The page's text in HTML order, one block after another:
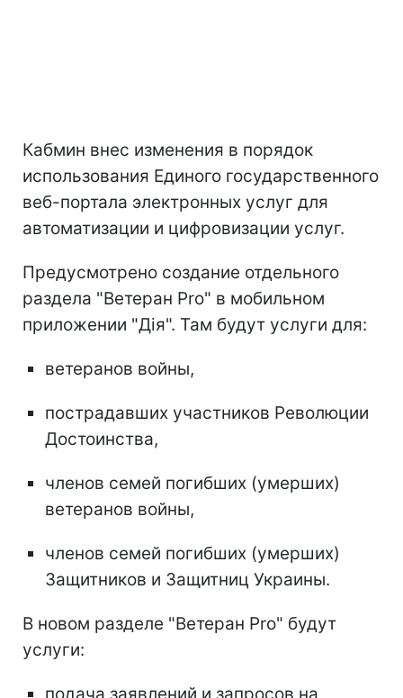
Кабмин внес изменения в порядок
использования Единого государственного
веб-портала электронных услуг для
автоматизации и цифровизации услуг.
Предусмотрено создание отдельного
раздела "Ветеран Pro" в мобильном
приложении "Дія". Там будут услуги для:
ветеранов войны,
пострадавших участников Революции
Достоинства,
членов семей погибших (умерших)
ветеранов войны,
членов семей погибших (умерших)
Защитников и Защитниц Украины.
В новом разделе "Ветеран Pro" будут
услуги:
подача заявлений и запросов на